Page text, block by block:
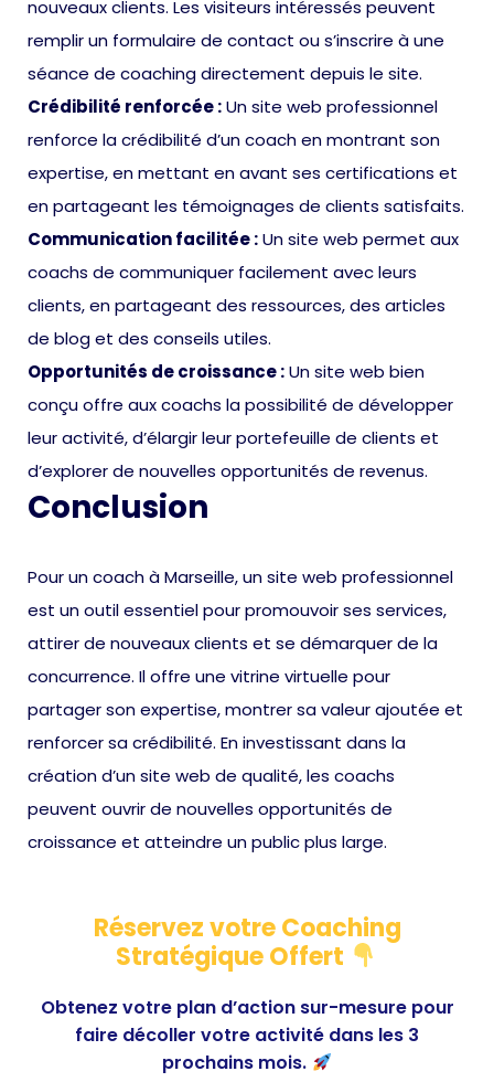
nouveaux clients. Les visiteurs intéressés peuvent
remplir un formulaire de contact ou s’inscrire à une
séance de coaching directement depuis le site.
Crédibilité renforcée :Un site web professionnel
renforce la crédibilité d’un coach en montrant son
expertise, en mettant en avant ses certifications et
en partageant les témoignages de clients satisfaits.
Communication facilitée :Un site web permet aux
coachs de communiquer facilement avec leurs
clients, en partageant des ressources, des articles
de blog et des conseils utiles.
Opportunités de croissance :Un site web bien
conçu offre aux coachs la possibilité de développer
leur activité, d’élargir leur portefeuille de clients et
d’explorer de nouvelles opportunités de revenus.
Conclusion
Pour un coach à Marseille, un site web professionnel
est un outil essentiel pour promouvoir ses services,
attirer de nouveaux clients et se démarquer de la
concurrence. Il offre une vitrine virtuelle pour
partager son expertise, montrer sa valeur ajoutée et
renforcer sa crédibilité. En investissant dans la
création d’un site web de qualité, les coachs
peuvent ouvrir de nouvelles opportunités de
croissance et atteindre un public plus large.
Réservez votre Coaching
Stratégique Offert
Obtenez votre plan d’action sur-mesure pour
faire décoller votre activité dans les 3
prochains mois.